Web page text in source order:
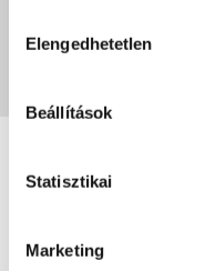
kiválasztása
Elengedhetetlen
Beállítások
Statisztikai
Marketing
A képeken megjelenő színek
Nails